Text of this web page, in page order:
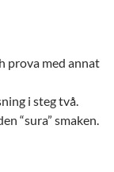
prova med annat
i steg två.
“sura” smaken.